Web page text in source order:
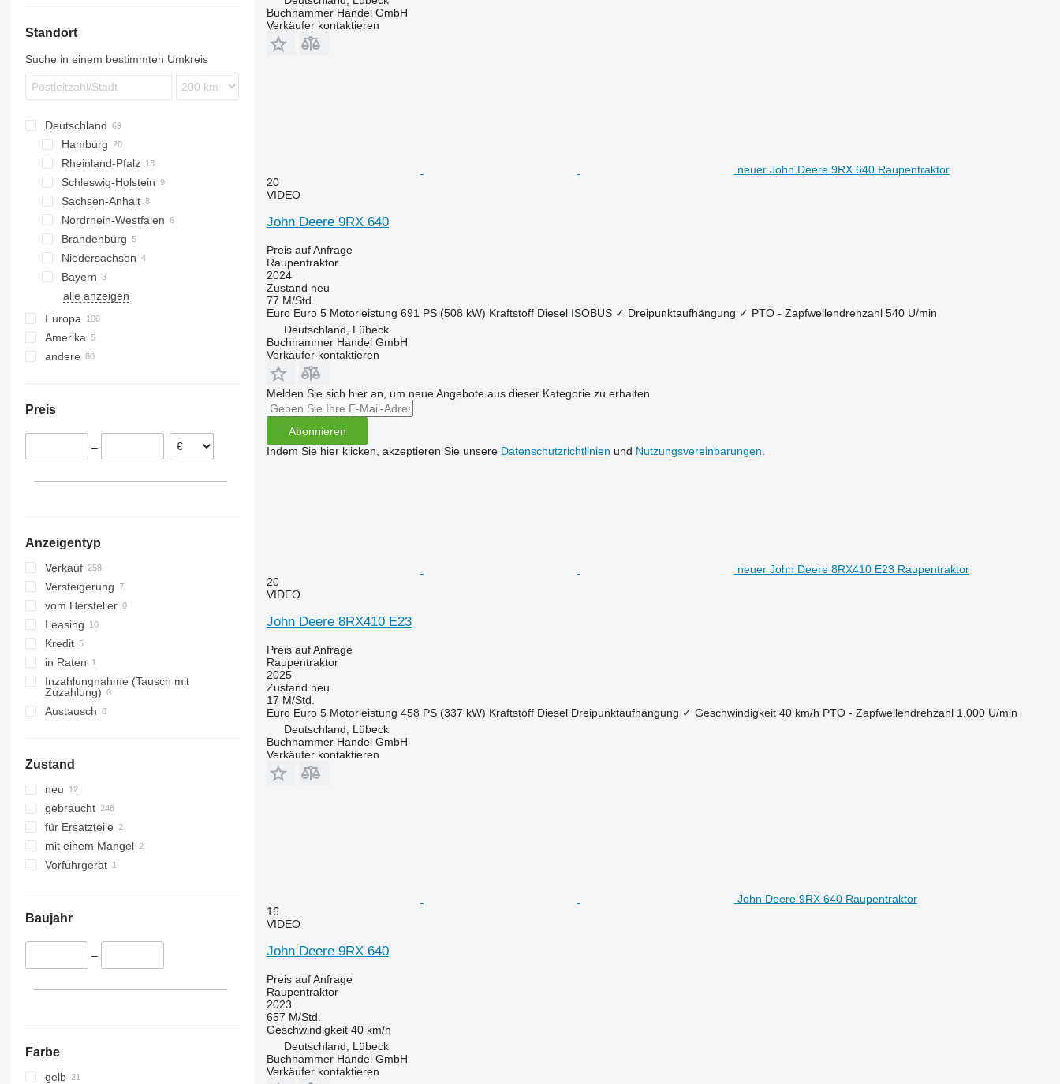
8400
9510 R
9520
9570
9620
9630
H-series
Standort
Suche in einem bestimmten Umkreis
Deutschland
Hamburg
Hamburg
Rheinland-Pfalz
Koblenz
Schleswig-Holstein
Lübeck
Sachsen-Anhalt
Calbe
Halle
Domnitz
Nordrhein-Westfalen
Münster
Brandenburg
Seelow
Ragow-Merz
Oranienburg
Niedersachsen
Hannover
Göttingen
Meppen
Bayern
München
Bayreuth
Jahnatal
Stuttgart
alle anzeigen
Europa
Rumänien
Polen
Frankreich
Tschechien
Amerika
Mexiko
andere
Preis
–
Anzeigentyp
Verkauf
Versteigerung
vom Hersteller
Leasing
Kredit
in Raten
Inzahlungnahme (Tausch mit
Zuzahlung)
Austausch
Zustand
neu
gebraucht
für Ersatzteile
mit einem Mangel
Vorführgerät
Baujahr
–
Farbe
gelb
Buchhammer Handel GmbH
Verkäufer kontaktieren
neuer John Deere 9RX 640 Raupentraktor
20
VIDEO
John Deere 9RX 640
Preis auf Anfrage
Raupentraktor
2024
Zustand neu
77 M/Std.
Euro Euro 5 Motorleistung 691 PS (508 kW) Kraftstoff Diesel ISOBUS ✓ Dreipunktaufhängung ✓ PTO - Zapfwellendrehzahl 540 U/min
Deutschland, Lübeck
Buchhammer Handel GmbH
Verkäufer kontaktieren
Melden Sie sich hier an, um neue Angebote aus dieser Kategorie zu erhalten
Abonnieren
Indem Sie hier klicken, akzeptieren Sie unsere Datenschutzrichtlinien und Nutzungsvereinbarungen
neuer John Deere 8RX410 E23 Raupentraktor
20
VIDEO
John Deere 8RX410 E23
Preis auf Anfrage
Raupentraktor
2025
Zustand neu
17 M/Std.
Euro Euro 5 Motorleistung 458 PS (337 kW) Kraftstoff Diesel Dreipunktaufhängung ✓ Geschwindigkeit 40 km/h PTO - Zapfwellendrehzahl 1.000 U/min
Deutschland, Lübeck
Buchhammer Handel GmbH
Verkäufer kontaktieren
John Deere 9RX 640 Raupentraktor
16
VIDEO
John Deere 9RX 640
Preis auf Anfrage
Raupentraktor
2023
657 M/Std.
Geschwindigkeit 40 km/h
Deutschland, Lübeck
Buchhammer Handel GmbH
Verkäufer kontaktieren